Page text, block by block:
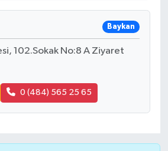
Baykan
102.Sokak No:8 A Ziyaret
0 (484) 565 25 65